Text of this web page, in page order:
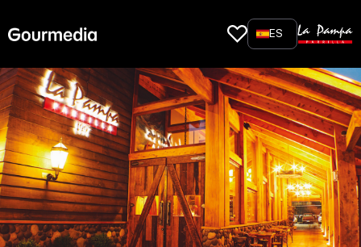
content
ES